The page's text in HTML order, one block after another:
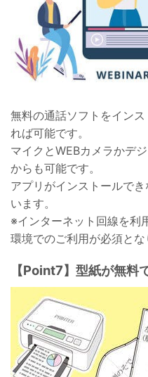
無料の通話ソフトをイン
れば可能です。
マイクとWEBカメラかデ
からも可能です。
アプリがインストールで
います。
※インターネット回線を利
環境でのご利用が必須とな
【Point7】型紙が無料